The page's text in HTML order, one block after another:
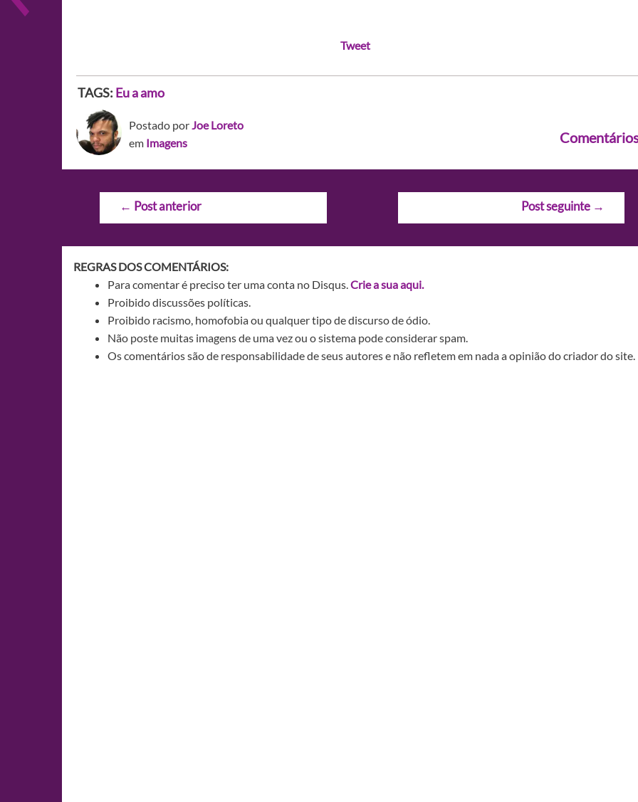
Tweet
TAGS: Eu a amo
Postado porJoe Loreto
em Imagens
Navegação
← Post anterior Post seguinte →
REGRAS DOS COMENTÁRIOS:
Para comentar é preciso ter uma conta no Disqus.Crie a sua aqui.
Proibido discussões políticas.
Proibido racismo, homofobia ou qualquer tipo de discurso de ódio.
Não poste muitas imagens de uma vez ou o sistema pode considerar spam.
Os comentários são de responsabilidade de seus autores e não refletem em nada a opinião do criador do site.